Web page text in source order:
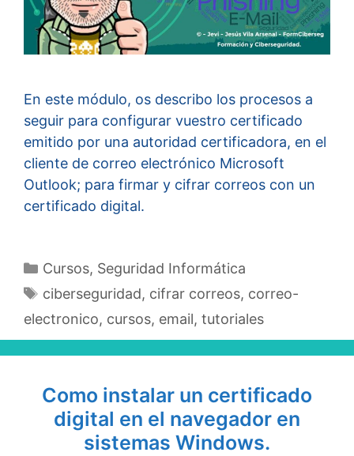
En este módulo, os describo los procesos a
seguir para configurar vuestro certificado
emitido por una autoridad certificadora, en el
cliente de correo electrónico Microsoft
Outlook; para firmar y cifrar correos con un
certificado digital.
Categorías
Cursos, Seguridad Informática
Etiquetas
ciberseguridad, cifrar correos, correo-
electronico, cursos, email, tutoriales
Como instalar un certificado
digital en el navegador en
sistemas Windows.